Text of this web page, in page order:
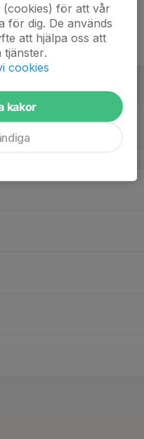
(cookies) för att vår
för dig. De används
att hjälpa oss att
cookies
kakor